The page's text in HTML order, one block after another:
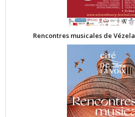
Rencontres musicales de